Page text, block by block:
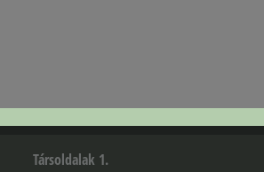
Társoldalak 1.